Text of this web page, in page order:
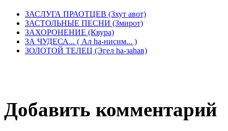
ЗАСЛУГА ПРАОТЦЕВ (Зхут авот)
ЗАСТОЛЬНЫЕ ПЕСНИ (Змирот)
ЗАХОРОНЕНИЕ (Квура)
ЗА ЧУДЕСА... ( Ал hа-нисим... )
ЗОЛОТОЙ ТЕЛЕЦ (Эгел hа-заhав)
Добавить комментарий